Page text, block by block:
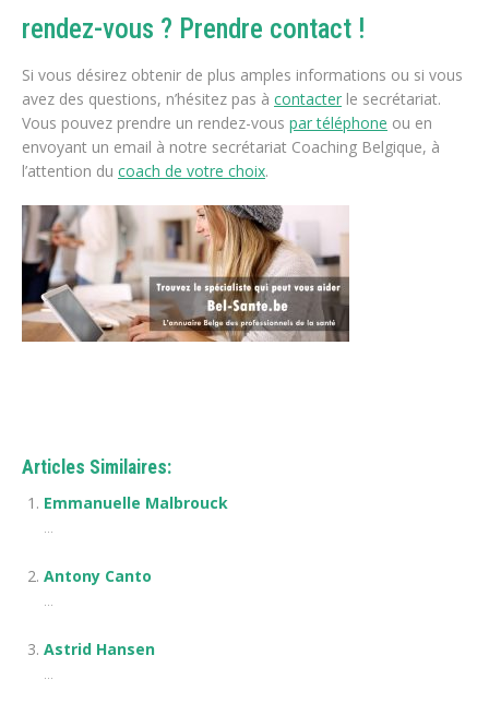
rendez-vous ? Prendre contact !
Si vous désirez obtenir de plus amples informations ou si vous
avez des questions, n’hésitez pas à contacter le secrétariat.
Vous pouvez prendre un rendez-vous par téléphone ou en
envoyant un email à notre secrétariat Coaching Belgique, à
l’attention du coach de votre choix.
Articles Similaires:
Emmanuelle Malbrouck
...
Antony Canto
...
Astrid Hansen
...